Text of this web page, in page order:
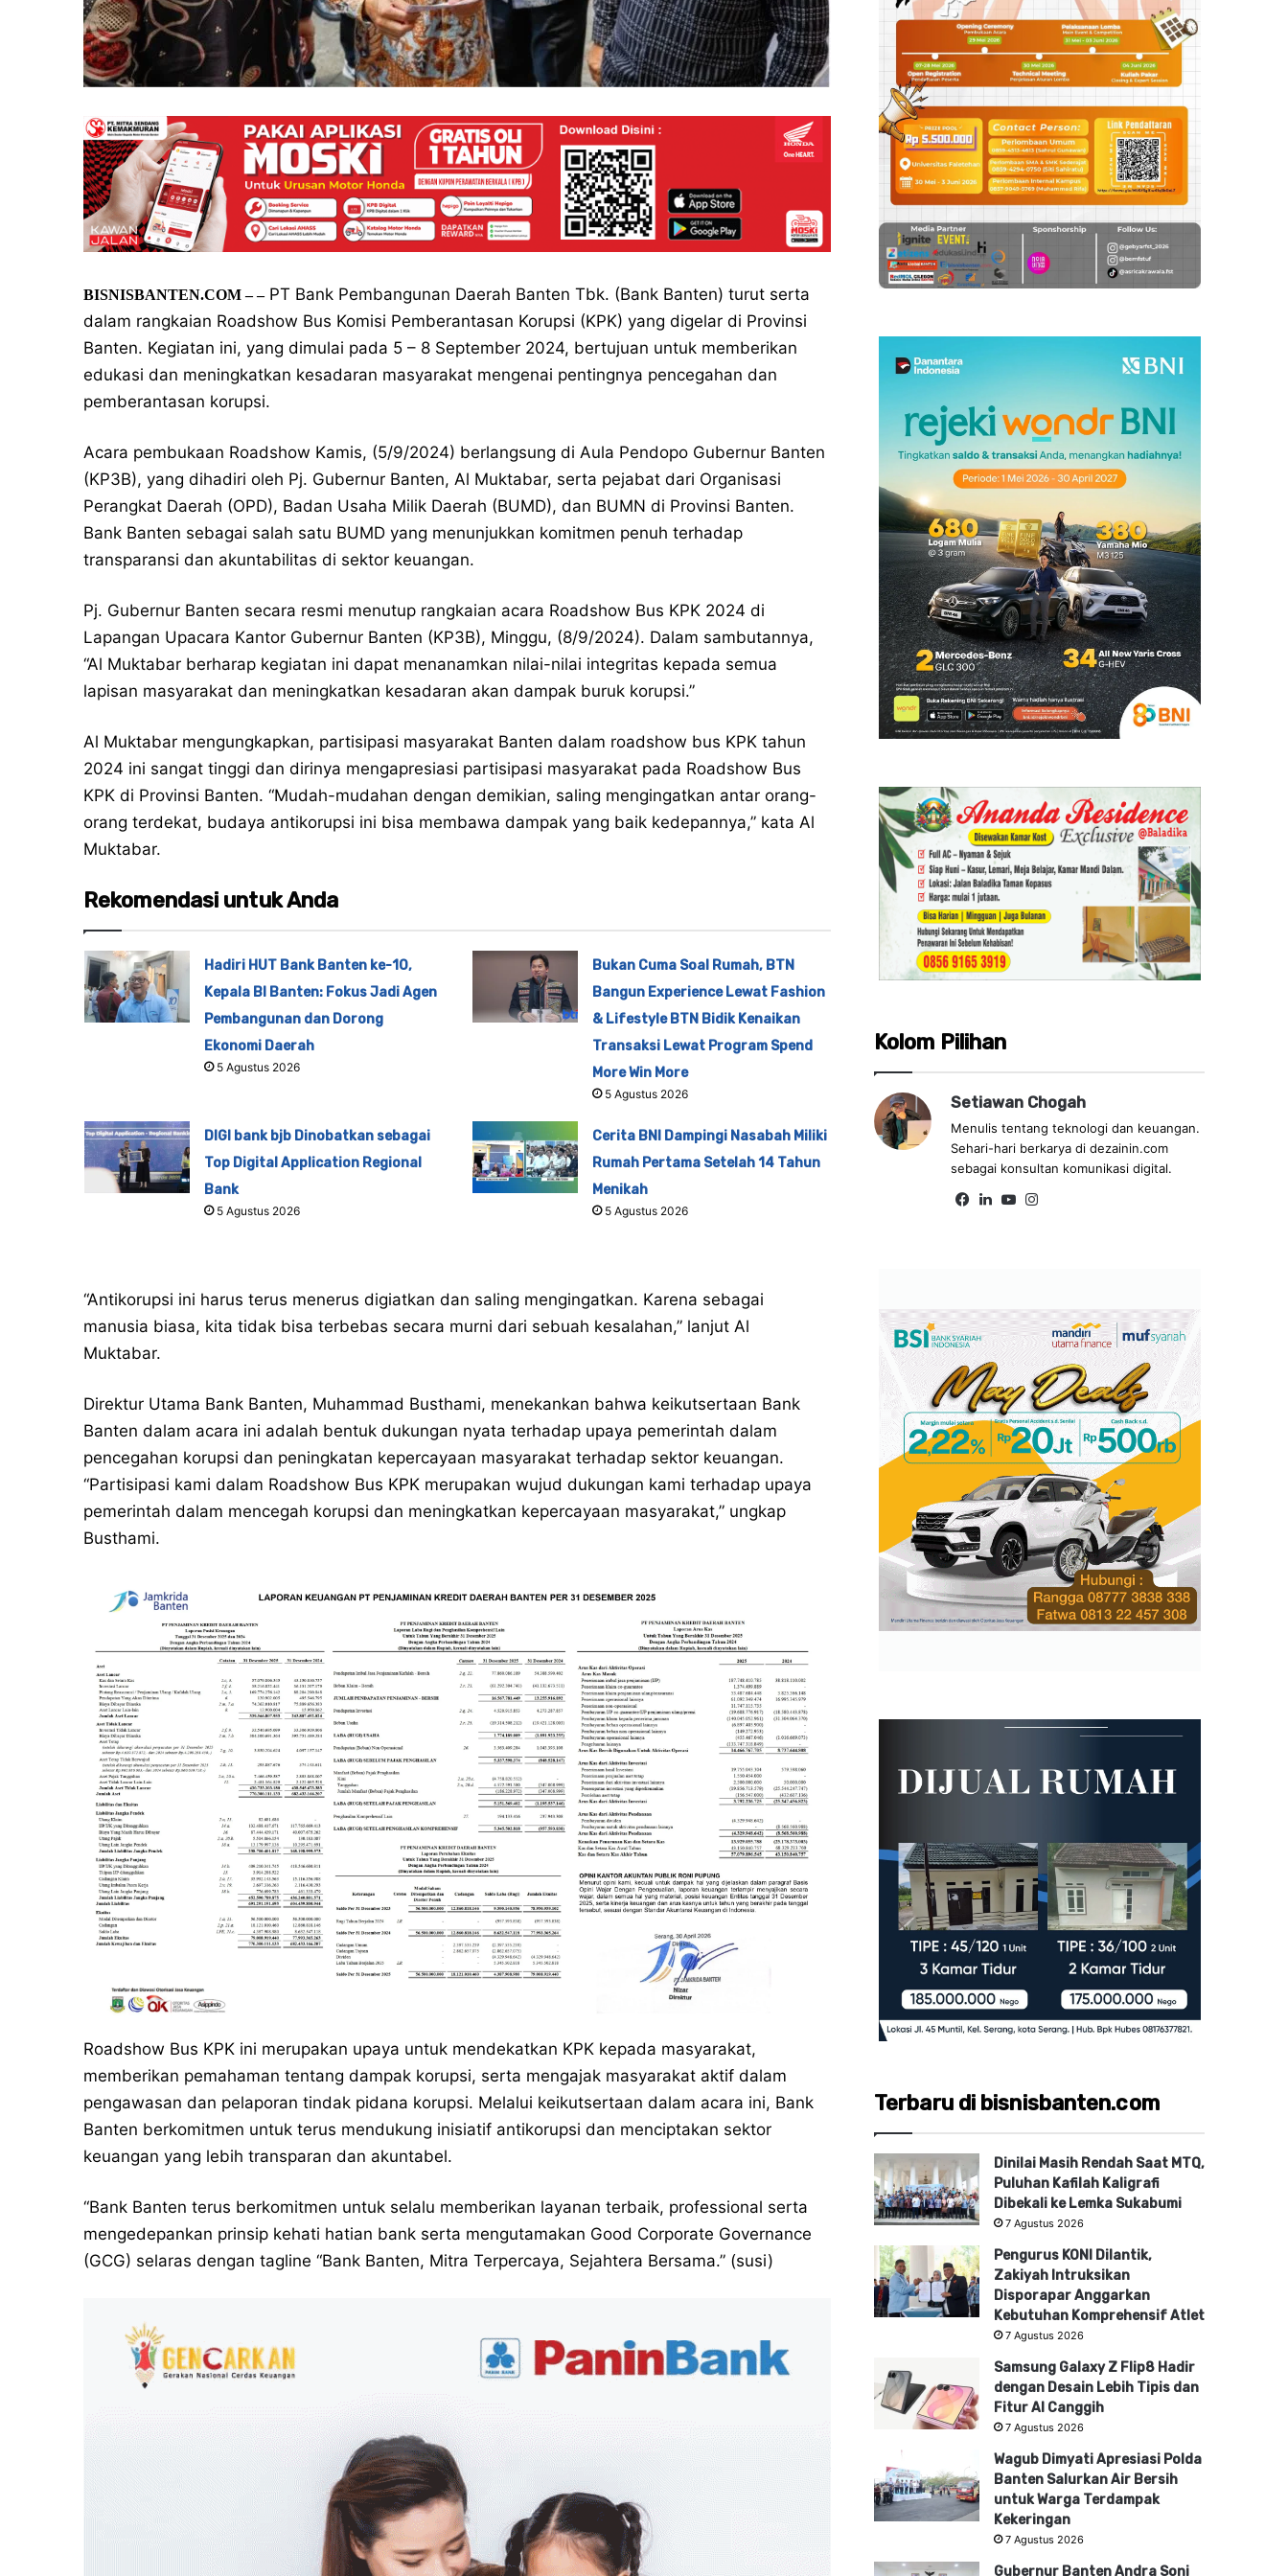
BISNISBANTEN.COM– –PT Bank Pembangunan Daerah Banten Tbk. (Bank Banten) turut serta
dalam rangkaian Roadshow Bus Komisi Pemberantasan Korupsi (KPK) yang digelar di Provinsi
Banten. Kegiatan ini, yang dimulai pada 5 – 8 September 2024, bertujuan untuk memberikan
edukasi dan meningkatkan kesadaran masyarakat mengenai pentingnya pencegahan dan
pemberantasan korupsi.
Acara pembukaan Roadshow Kamis, (5/9/2024) berlangsung di Aula Pendopo Gubernur Banten
(KP3B), yang dihadiri oleh Pj. Gubernur Banten, Al Muktabar, serta pejabat dari Organisasi
Perangkat Daerah (OPD), Badan Usaha Milik Daerah (BUMD), dan BUMN di Provinsi Banten.
Bank Banten sebagai salah satu BUMD yang menunjukkan komitmen penuh terhadap
transparansi dan akuntabilitas di sektor keuangan.
Pj. Gubernur Banten secara resmi menutup rangkaian acara Roadshow Bus KPK 2024 di
Lapangan Upacara Kantor Gubernur Banten (KP3B), Minggu, (8/9/2024). Dalam sambutannya,
“Al Muktabar berharap kegiatan ini dapat menanamkan nilai-nilai integritas kepada semua
lapisan masyarakat dan meningkatkan kesadaran akan dampak buruk korupsi.”
Al Muktabar mengungkapkan, partisipasi masyarakat Banten dalam roadshow bus KPK tahun
2024 ini sangat tinggi dan dirinya mengapresiasi partisipasi masyarakat pada Roadshow Bus
KPK di Provinsi Banten. “Mudah-mudahan dengan demikian, saling mengingatkan antar orang-
orang terdekat, budaya antikorupsi ini bisa membawa dampak yang baik kedepannya,” kata Al
Muktabar.
Rekomendasi untuk Anda
Hadiri HUT Bank Banten ke-10,
Kepala BI Banten: Fokus Jadi Agen
Pembangunan dan Dorong
Ekonomi Daerah
5 Agustus 2026
Bukan Cuma Soal Rumah, BTN
Bangun Experience Lewat Fashion
& Lifestyle BTN Bidik Kenaikan
Transaksi Lewat Program Spend
More Win More
5 Agustus 2026
DIGI bank bjb Dinobatkan sebagai
Top Digital Application Regional
Bank
5 Agustus 2026
Cerita BNI Dampingi Nasabah Miliki
Rumah Pertama Setelah 14 Tahun
Menikah
5 Agustus 2026
“Antikorupsi ini harus terus menerus digiatkan dan saling mengingatkan. Karena sebagai
manusia biasa, kita tidak bisa terbebas secara murni dari sebuah kesalahan,” lanjut Al
Muktabar.
Direktur Utama Bank Banten, Muhammad Busthami, menekankan bahwa keikutsertaan Bank
Banten dalam acara ini adalah bentuk dukungan nyata terhadap upaya pemerintah dalam
pencegahan korupsi dan peningkatan kepercayaan masyarakat terhadap sektor keuangan.
“Partisipasi kami dalam Roadshow Bus KPK merupakan wujud dukungan kami terhadap upaya
pemerintah dalam mencegah korupsi dan meningkatkan kepercayaan masyarakat,” ungkap
Busthami.
Roadshow Bus KPK ini merupakan upaya untuk mendekatkan KPK kepada masyarakat,
memberikan pemahaman tentang dampak korupsi, serta mengajak masyarakat aktif dalam
pengawasan dan pelaporan tindak pidana korupsi. Melalui keikutsertaan dalam acara ini, Bank
Banten berkomitmen untuk terus mendukung inisiatif antikorupsi dan menciptakan sektor
keuangan yang lebih transparan dan akuntabel.
“Bank Banten terus berkomitmen untuk selalu memberikan layanan terbaik, professional serta
mengedepankan prinsip kehati hatian bank serta mengutamakan Good Corporate Governance
(GCG) selaras dengan tagline “Bank Banten, Mitra Terpercaya, Sejahtera Bersama.” (susi)
Kolom Pilihan
Setiawan Chogah
Menulis tentang teknologi dan keuangan.
Sehari-hari berkarya di dezainin.com
sebagai konsultan komunikasi digital.
Fa Lin Yo
Terbaru di bisnisbanten.com
Dinilai Masih Rendah Saat MTQ,
Puluhan Kafilah Kaligrafi
Dibekali ke Lemka Sukabumi
7 Agustus 2026
Pengurus KONI Dilantik,
Zakiyah Intruksikan
Disporapar Anggarkan
Kebutuhan Komprehensif Atlet
7 Agustus 2026
Samsung Galaxy Z Flip8 Hadir
dengan Desain Lebih Tipis dan
Fitur AI Canggih
7 Agustus 2026
Wagub Dimyati Apresiasi Polda
Banten Salurkan Air Bersih
untuk Warga Terdampak
Kekeringan
7 Agustus 2026
Gubernur Banten Andra Soni